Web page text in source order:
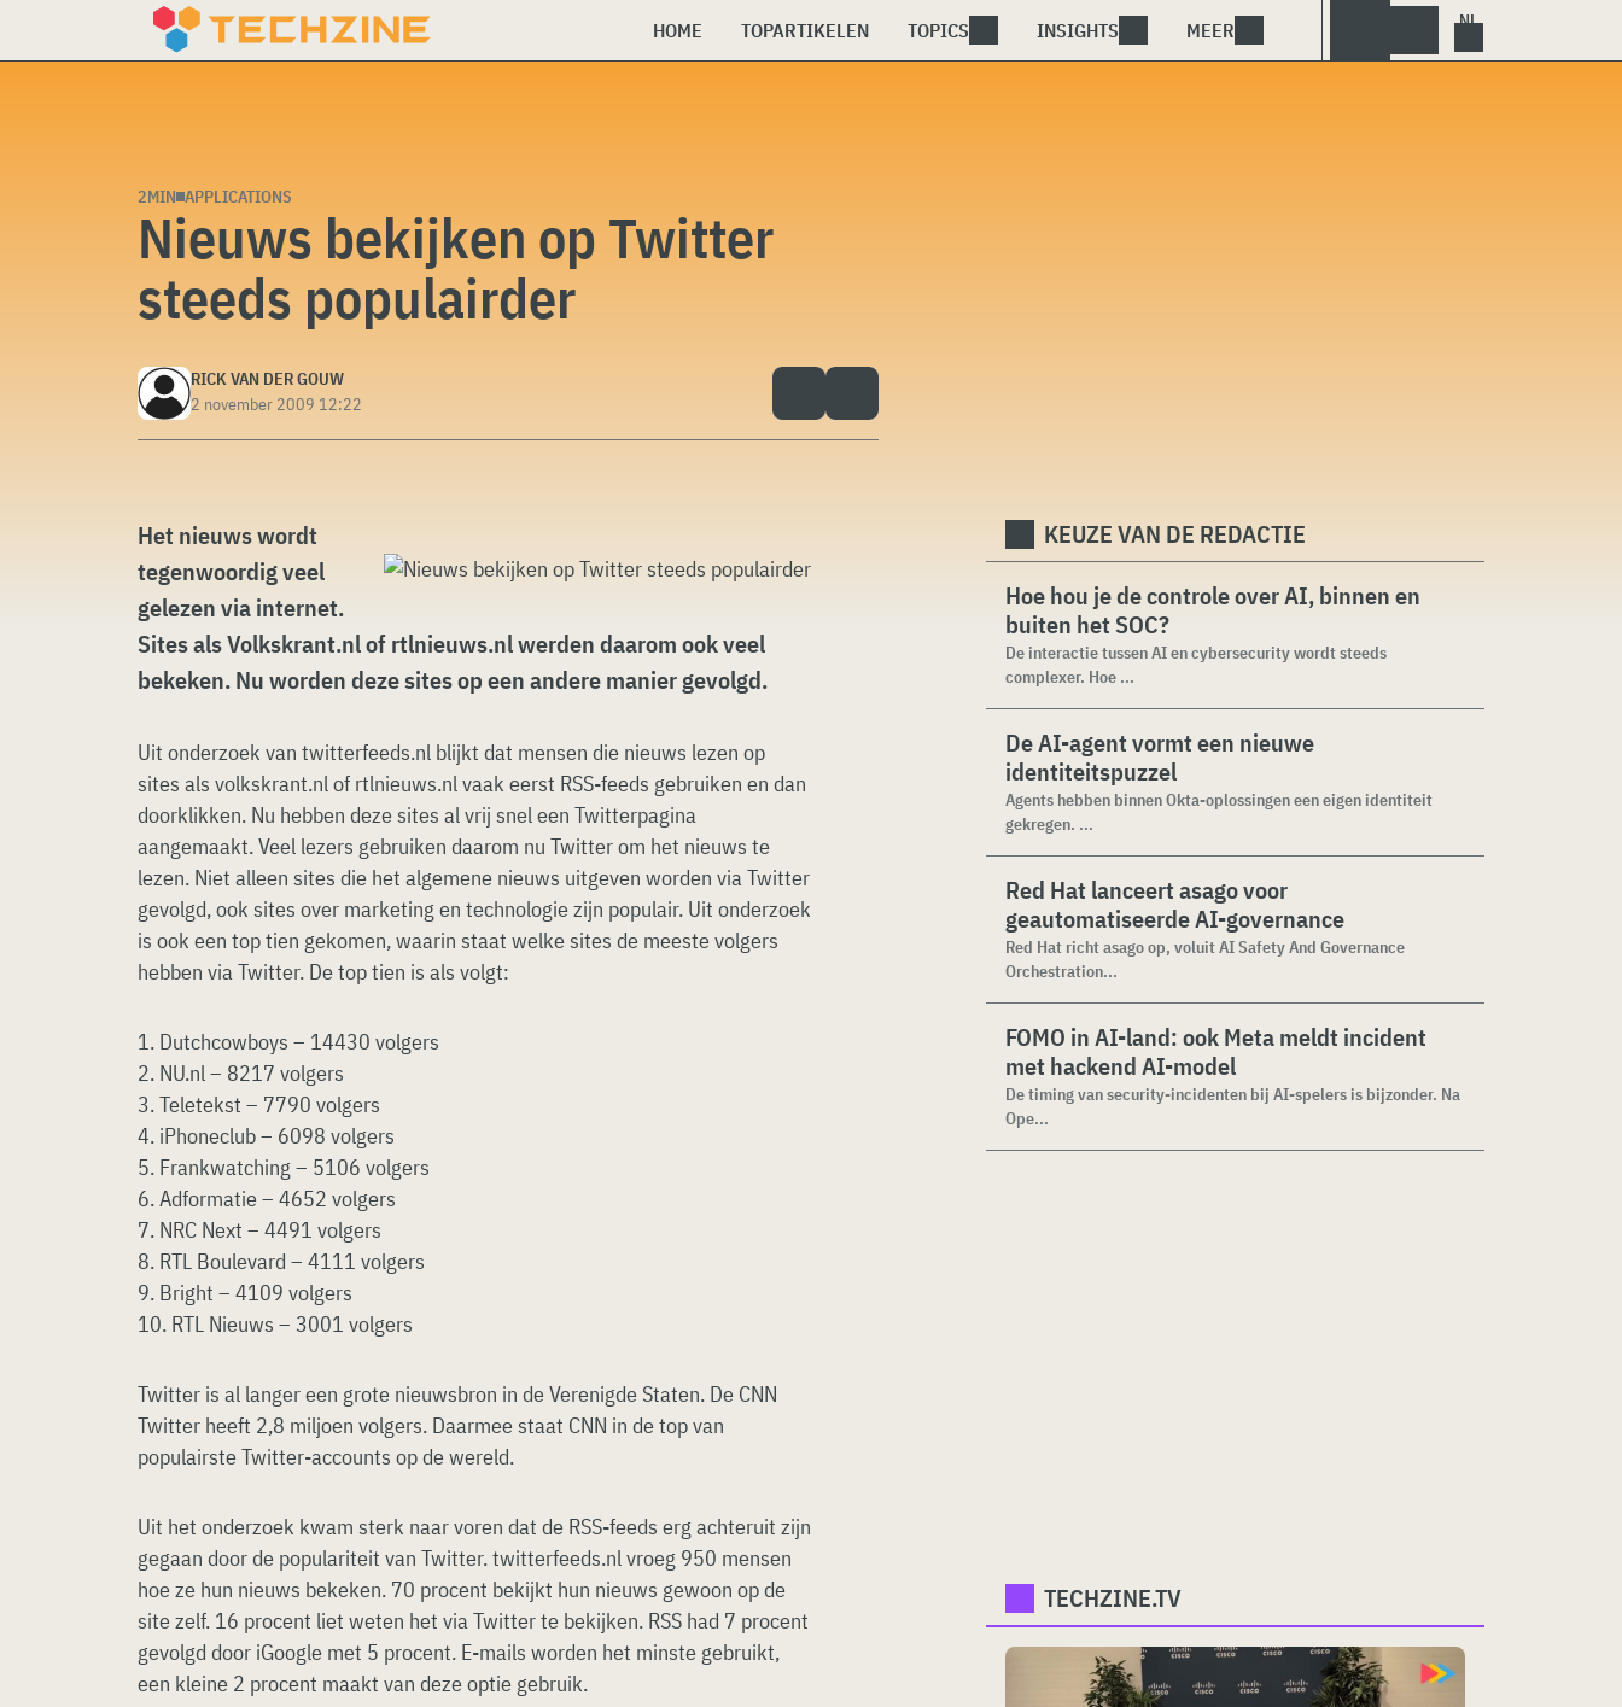
HOME TOPARTIKELEN TOPICS INSIGHTS MEER
2MIN APPLICATIONS
Nieuws bekijken op Twitter
steeds populairder
RICK VAN DER GOUW
2 november 2009 12:22
Het nieuws wordt
tegenwoordig veel
gelezen via internet.
Sites als Volkskrant.nl of rtlnieuws.nl werden daarom ook veel
bekeken. Nu worden deze sites op een andere manier gevolgd.
Uit onderzoek van twitterfeeds.nl blijkt dat mensen die nieuws lezen op
sites als volkskrant.nl of rtlnieuws.nl vaak eerst RSS-feeds gebruiken en dan
doorklikken. Nu hebben deze sites al vrij snel een Twitterpagina
aangemaakt. Veel lezers gebruiken daarom nu Twitter om het nieuws te
lezen. Niet alleen sites die het algemene nieuws uitgeven worden via Twitter
gevolgd, ook sites over marketing en technologie zijn populair. Uit onderzoek
is ook een top tien gekomen, waarin staat welke sites de meeste volgers
hebben via Twitter. De top tien is als volgt:
1. Dutchcowboys – 14430 volgers
2. NU.nl – 8217 volgers
3. Teletekst – 7790 volgers
4. iPhoneclub – 6098 volgers
5. Frankwatching – 5106 volgers
6. Adformatie – 4652 volgers
7. NRC Next – 4491 volgers
8. RTL Boulevard – 4111 volgers
9. Bright – 4109 volgers
10. RTL Nieuws – 3001 volgers
Twitter is al langer een grote nieuwsbron in de Verenigde Staten. De CNN
Twitter heeft 2,8 miljoen volgers. Daarmee staat CNN in de top van
populairste Twitter-accounts op de wereld.
Uit het onderzoek kwam sterk naar voren dat de RSS-feeds erg achteruit zijn
gegaan door de populariteit van Twitter. twitterfeeds.nl vroeg 950 mensen
hoe ze hun nieuws bekeken. 70 procent bekijkt hun nieuws gewoon op de
site zelf. 16 procent liet weten het via Twitter te bekijken. RSS had 7 procent
gevolgd door iGoogle met 5 procent. E-mails worden het minste gebruikt,
een kleine 2 procent maakt van deze optie gebruik.
KEUZE VAN DE REDACTIE
Hoe hou je de controle over AI, binnen en
buiten het SOC?
De interactie tussen AI en cybersecurity wordt steeds
complexer. Hoe ...
De AI-agent vormt een nieuwe
identiteitspuzzel
Agents hebben binnen Okta-oplossingen een eigen identiteit
gekregen. ...
Red Hat lanceert asago voor
geautomatiseerde AI-governance
Red Hat richt asago op, voluit AI Safety And Governance
Orchestration...
FOMO in AI-land: ook Meta meldt incident
met hackend AI-model
De timing van security-incidenten bij AI-spelers is bijzonder. Na
Ope...
TECHZINE.TV